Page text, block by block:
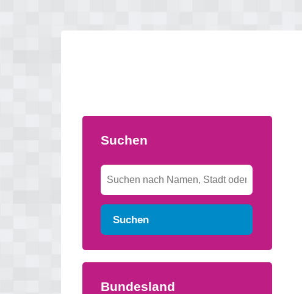
Suchen
Suchen
Bundesland